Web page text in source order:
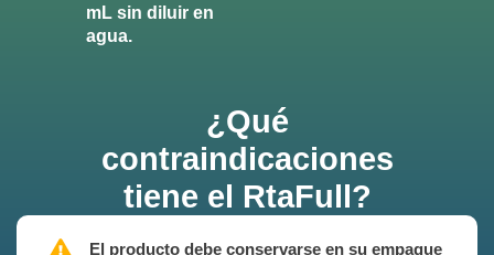
mL sin diluir en
agua.
¿Qué
contraindicaciones
tiene el RtaFull?
El producto debe conservarse en su empaque